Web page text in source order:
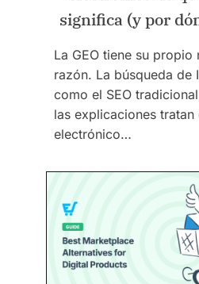
significa (y por
La GEO tiene su propio
razón. La búsqueda de
como el SEO
las explicaciones
electrónico…